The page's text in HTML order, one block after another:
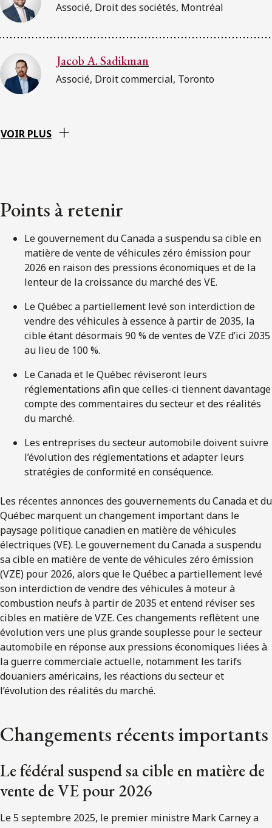
Associé, Droit des sociétés, Montréal
Jacob A. Sadikman
Associé, Droit commercial, Toronto
VOIR PLUS
Points à retenir
Le gouvernement du Canada a suspendu sa cible en
matière de vente de véhicules zéro émission pour
2026 en raison des pressions économiques et de la
lenteur de la croissance du marché des VE.
Le Québec a partiellement levé son interdiction de
vendre des véhicules à essence à partir de 2035, la
cible étant désormais 90 % de ventes de VZE d’ici 2035
au lieu de 100 %.
Le Canada et le Québec réviseront leurs
réglementations afin que celles-ci tiennent davantage
compte des commentaires du secteur et des réalités
du marché.
Les entreprises du secteur automobile doivent suivre
l’évolution des réglementations et adapter leurs
stratégies de conformité en conséquence.
Les récentes annonces des gouvernements du Canada et du
Québec marquent un changement important dans le
paysage politique canadien en matière de véhicules
électriques (VE). Le gouvernement du Canada a suspendu
sa cible en matière de vente de véhicules zéro émission
(VZE) pour 2026, alors que le Québec a partiellement levé
son interdiction de vendre des véhicules à moteur à
combustion neufs à partir de 2035 et entend réviser ses
cibles en matière de VZE. Ces changements reflètent une
évolution vers une plus grande souplesse pour le secteur
automobile en réponse aux pressions économiques liées à
la guerre commerciale actuelle, notamment les tarifs
douaniers américains, les réactions du secteur et
l’évolution des réalités du marché.
Changements récents importants
Le fédéral suspend sa cible en matière de
vente de VE pour 2026
Le 5 septembre 2025, le premier ministre Mark Carney a